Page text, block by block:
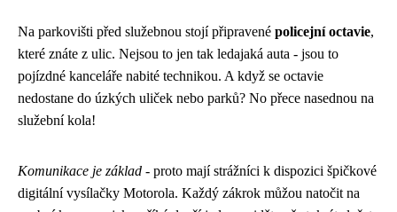
Na parkovišti před služebnou stojí připravené policejní octavie,
které znáte z ulic. Nejsou to jen tak ledajaká auta - jsou to
pojízdné kanceláře nabité technikou. A když se octavie
nedostane do úzkých uliček nebo parků? No přece nasednou na
služební kola!
Komunikace je základ - proto mají strážníci k dispozici špičkové
digitální vysílačky Motorola. Každý zákrok můžou natočit na